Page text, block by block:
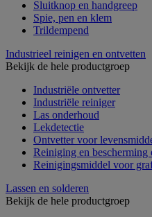
Sluitknop en handgreep
Spie, pen en klem
Trildempend
Industrieel reinigen en ontvetten
Bekijk de hele productgroep
Industriële ontvetter
Industriële reiniger
Las onderhoud
Lekdetectie
Ontvetter voor
Reiniging en bescherming
Reinigingsmiddel voor
Lassen en solderen
Bekijk de hele productgroep